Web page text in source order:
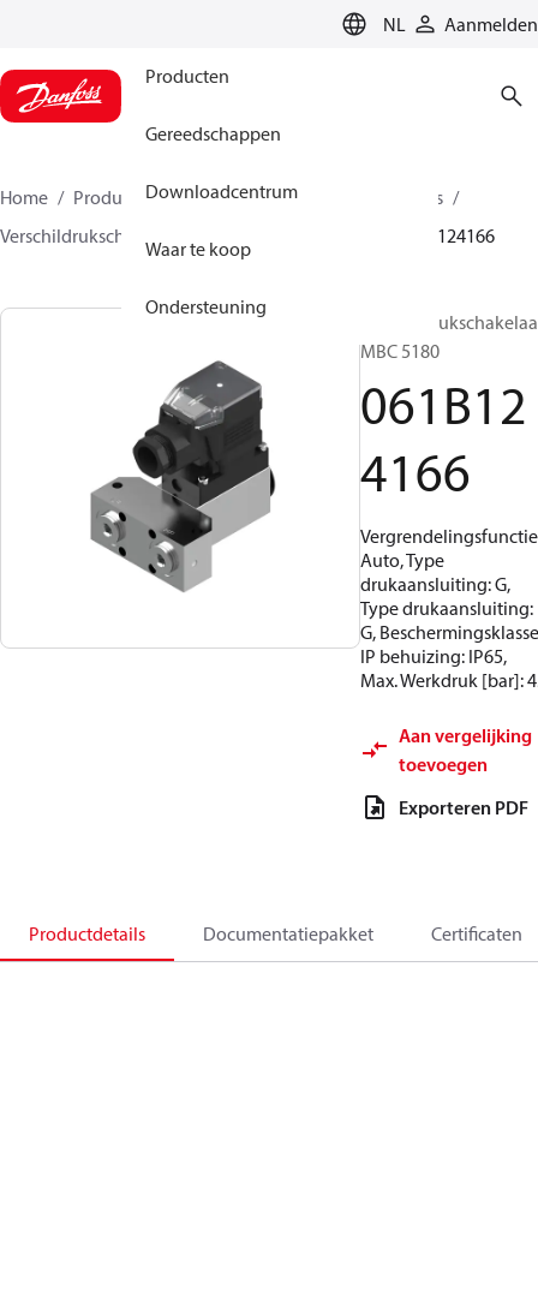
NL Aanmelden
Producten
Gereedschappen
Downloadcentrum
Waar te koop
Ondersteuning
Home Producten Sensing solutions
Schakelaars
Verschildrukschakelaars
061B124166
MBC 5180
061B12
4166
Auto, Type
drukaansluiting: G,
Type drukaansluiting:
G,
IP behuizing: IP65,
Max. Werkdruk [bar]:
Aan vergelijking
toevoegen
Exporteren PDF
Productdetails Documentatiepakket Certificaten